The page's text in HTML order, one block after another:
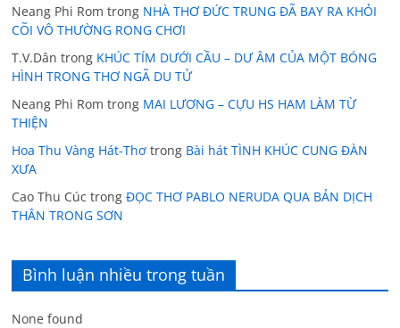
Neang Phi Rom trong NHÀ THƠ ĐỨC TRUNG ĐÃ BAY RA KHỎI
CÕI VÔ THƯỜNG RONG CHƠI
T.V.Dân trong KHÚC TÍM DƯỚI CẦU – DƯ ÂM CỦA MỘT BÓNG
HÌNH TRONG THƠ NGÃ DU TỬ
Neang Phi Rom trong MAI LƯƠNG – CỰU HS HAM LÀM TỪ
THIỆN
Hoa Thu Vàng Hát-Thơ trong Bài hát TÌNH KHÚC CUNG ĐÀN
XƯA
Cao Thu Cúc trongĐỌC THƠ PABLO NERUDA QUA BẢN DỊCH
THÂN TRONG SƠN
Bình luận nhiều trong tuần
None found